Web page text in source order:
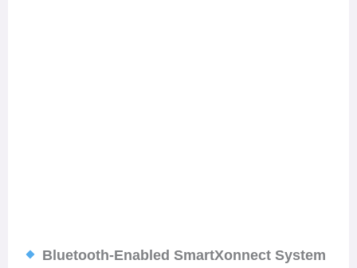
Bluetooth-Enabled SmartXonnect System